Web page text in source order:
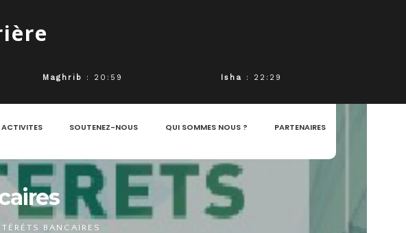
Maghrib : 20:59 Isha : 22:29
SOUTENEZ-NOUS QUI SOMMES NOUS ? PARTENAIRES
BANCAIRES